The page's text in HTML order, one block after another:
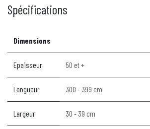
Spécifications
Dimensions
Epaisseur 50 et +
Longueur 300 - 399 cm
Largeur 30 - 39 cm